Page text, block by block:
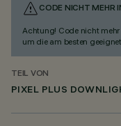
CODE NICHT MEHR
Achtung! Code nicht mehr
um die am besten
TEIL VON
PIXEL PLUS